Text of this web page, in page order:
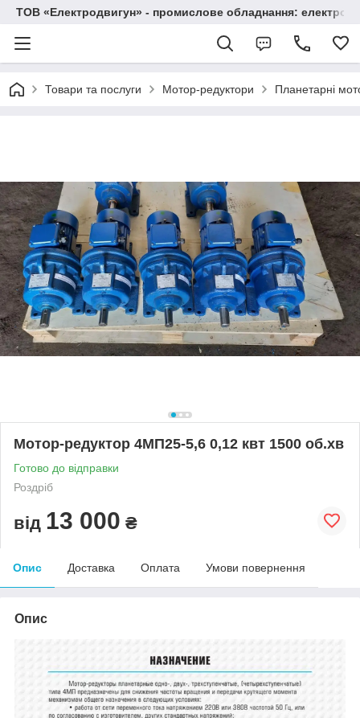
ТОВ «Електродвигун» - промислове обладнання:
Товари та послуги Мотор-редуктори Планетарні
Мотор-редуктор 4МП25-5,6 0,12 квт 1500 об.хв
Готово до відправки
Роздріб
від 13 000 ₴
Опис Доставка Оплата Умови повернення
Опис